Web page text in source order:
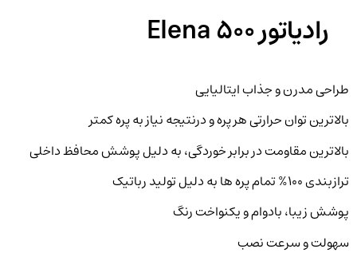
رادیاتور Elena 500
طراحی مدرن و جذاب ایتالیایی
بالاترین توان حرارتی هر پره و درنتیجه نیاز به پره کمتر
بالاترین مقاومت در برابر خوردگی، به دلیل پوشش محافظ داخلی
ترازبندی ۱۰۰% تمام پره ها به دلیل تولید رباتیک
پوشش زیبا، بادوام و یکنواخت رنگ
سهولت و سرعت نصب